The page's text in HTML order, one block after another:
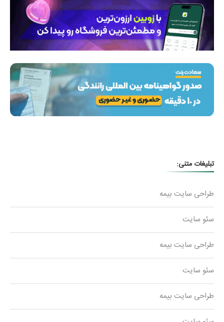
تبلیغات متنی:
طراحی سایت بیمه
سئو سایت
طراحی سایت بیمه
سئو سایت
طراحی سایت بیمه